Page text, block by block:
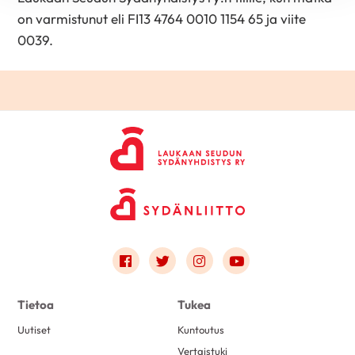
on varmistunut eli FI13 4764 0010 1154 65 ja viite
0039.
Link to facebook
Link to twitter
Link to instagram
Link to youtube
Tietoa
Uutiset
Tukea
Kuntoutus
Vertaistuki